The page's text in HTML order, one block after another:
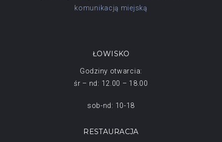
komunikacją miejską
ŁOWISKO
Godziny otwarcia:
śr – nd: 12.00 – 18.00
sob-nd: 10-18
RESTAURACJA